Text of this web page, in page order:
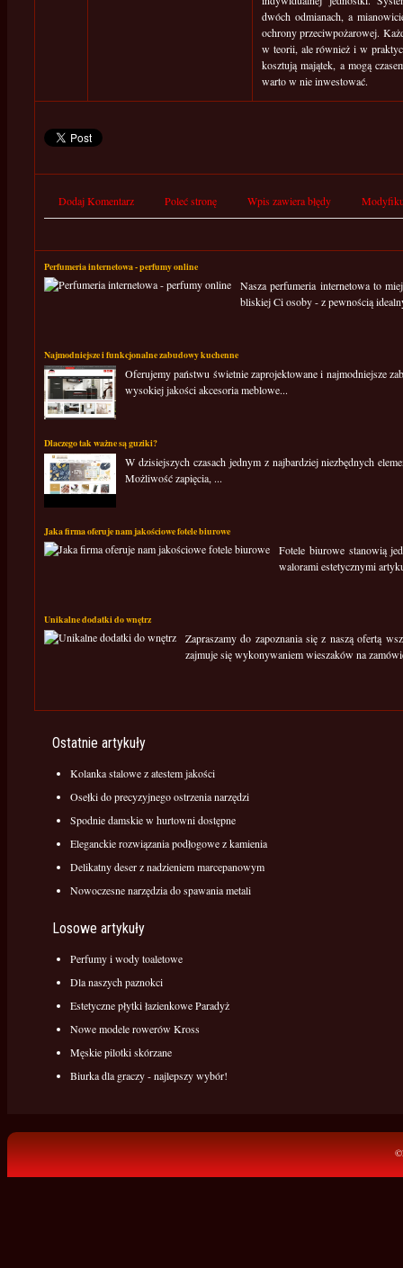
dwóch odmianach, a
ochrony przeciwpożarowej.
w teorii, ale również i w
kosztują majątek, a mogą
warto w nie inwestować.
Dodaj Komentarz Poleć stronę Wpis zawiera błędy
Perfumeria internetowa - perfumy online
Nasza perfumeria internetowa to
bliskiej Ci osoby - z pewnością
Najmodniejsze i funkcjonalne zabudowy kuchenne
Oferujemy państwu świetnie zaprojektowane i najmodniejsze
wysokiej jakości akcesoria meblowe...
Dlaczego tak ważne są guziki?
W dzisiejszych czasach jednym z najbardziej niezbędnych
Możliwość zapięcia, ...
Jaka firma oferuje nam jakościowe fotele biurowe
Fotele biurowe stanowią
walorami estetycznymi
Unikalne dodatki do wnętrz
Zapraszamy do zapoznania się z naszą ofertą
zajmuje się wykonywaniem wieszaków na
Ostatnie artykuły
Kolanka stalowe z atestem jakości
Osełki do precyzyjnego ostrzenia narzędzi
Spodnie damskie w hurtowni dostępne
Eleganckie rozwiązania podłogowe z kamienia
Delikatny deser z nadzieniem marcepanowym
Nowoczesne narzędzia do spawania metali
Losowe artykuły
Perfumy i wody toaletowe
Dla naszych paznokci
Estetyczne płytki łazienkowe Paradyż
Nowe modele rowerów Kross
Męskie pilotki skórzane
Biurka dla graczy - najlepszy wybór!